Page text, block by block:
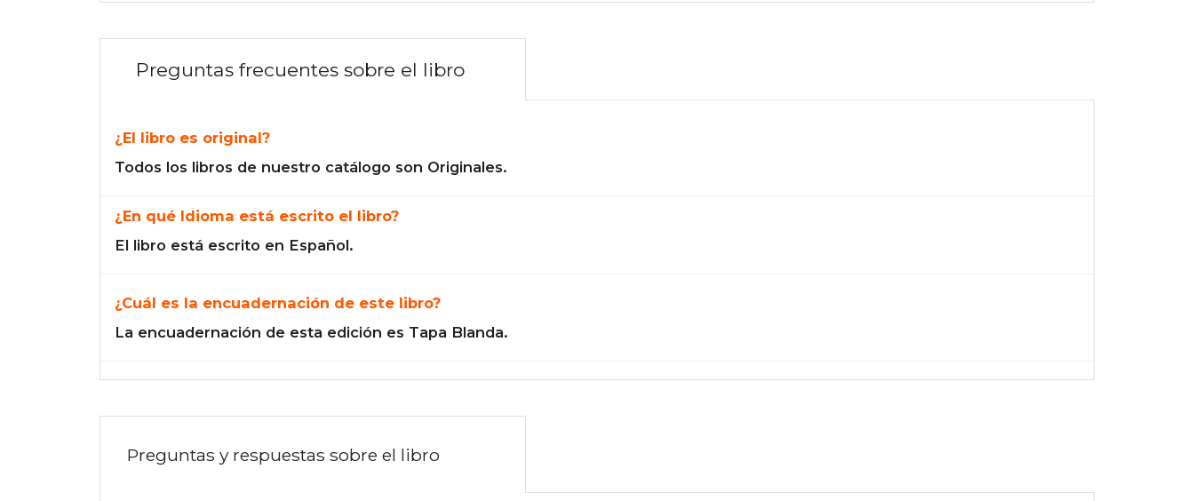
Preguntas frecuentes sobre el libro
¿El libro es original?
Todos los libros de nuestro catálogo son Originales.
¿En qué Idioma está escrito el libro?
El libro está escrito en Español.
¿Cuál es la encuadernación de este libro?
La encuadernación de esta edición es Tapa Blanda.
Preguntas y respuestas sobre el libro